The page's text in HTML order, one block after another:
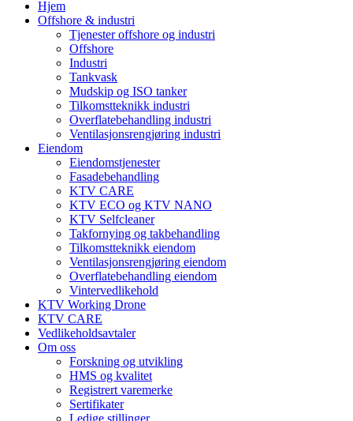
Hjem
Offshore & industri
Tjenester offshore og industri
Offshore
Industri
Tankvask
Mudskip og ISO tanker
Tilkomstteknikk industri
Overflatebehandling industri
Ventilasjonsrengjøring industri
Eiendom
Eiendomstjenester
Fasadebehandling
KTV CARE
KTV ECO og KTV NANO
KTV Selfcleaner
Takfornying og takbehandling
Tilkomstteknikk eiendom
Ventilasjonsrengjøring eiendom
Overflatebehandling eiendom
Vintervedlikehold
KTV Working Drone
KTV CARE
Vedlikeholdsavtaler
Om oss
Forskning og utvikling
HMS og kvalitet
Registrert varemerke
Sertifikater